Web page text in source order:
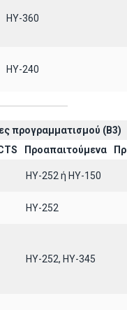
HY-360
HY-240
προγραμματισμού (B3)
Προαπαιτούμενα
HY-252 ή ΗΥ-150
HY-252
ΗΥ-252, ΗΥ-345